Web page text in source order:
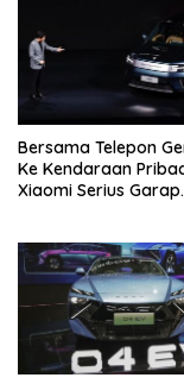
Bersama Telepon
Ke Kendaraan
Xiaomi Serius Garap